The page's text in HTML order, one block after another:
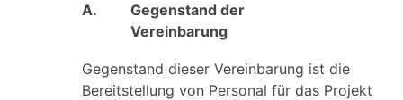
A.
Gegenstand der
Vereinbarung
Gegenstand dieser Vereinbarung ist die
Bereitstellung von Personal für das Projekt